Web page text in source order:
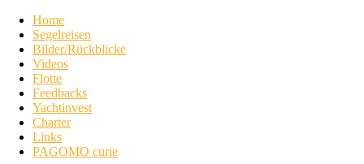
Home
Segelreisen
Bilder/Rückblicke
Videos
Flotte
Feedbacks
Yachtinvest
Charter
Links
PAGOMO curie